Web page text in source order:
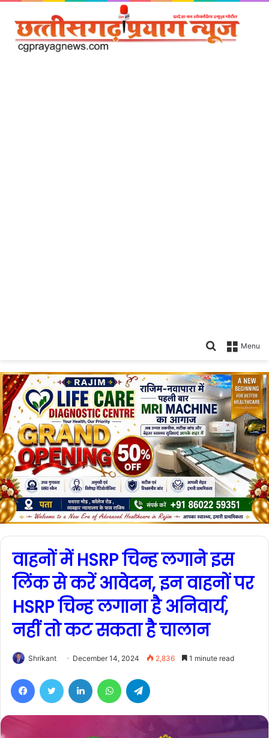
Menu
Search
वाहनों में HSRP चिन्ह लगाने इस
लिंक से करें आवेदन, इन वाहनों पर
HSRP चिन्ह लगाना है अनिवार्य,
नहीं तो कट सकता है चालान
Shrikant December 14, 2024 2,836 1 minute read